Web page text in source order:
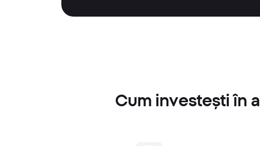
Cum investești în